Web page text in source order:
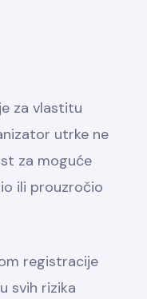
za vlastitu
utrke ne
za moguće
ili prouzročio
registracije
svih rizika